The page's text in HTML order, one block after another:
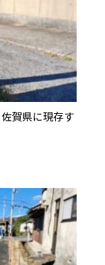
賀県に現存す